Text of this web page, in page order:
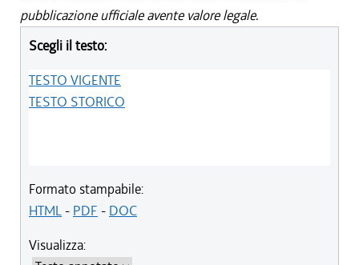
pubblicazione ufficiale avente valore legale.
Scegli il testo:
TESTO VIGENTE
TESTO STORICO
Formato stampabile:
HTML- PDF - DOC
Visualizza: